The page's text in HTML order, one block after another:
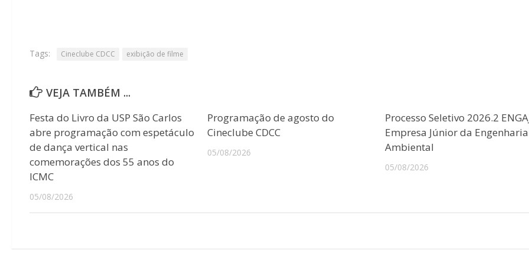
Tags: Cineclube CDCC exibição de filme
VEJA TAMBÉM ...
Festa do Livro da USP São Carlos
abre programação com espetáculo
de dança vertical nas
comemorações dos 55 anos do
ICMC
05/08/2026
Programação de agosto do
Cineclube CDCC
05/08/2026
Processo Seletivo 2026.2
Empresa Júnior da Engenharia
Ambiental
05/08/2026